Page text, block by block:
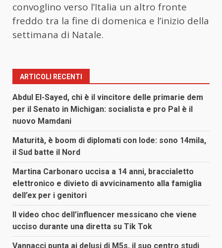
convoglino verso l’Italia un altro fronte
freddo tra la fine di domenica e l’inizio della
settimana di Natale.
ARTICOLI RECENTI
Abdul El-Sayed, chi è il vincitore delle primarie dem
per il Senato in Michigan: socialista e pro Pal è il
nuovo Mamdani
Maturità, è boom di diplomati con lode: sono 14mila,
il Sud batte il Nord
Martina Carbonaro uccisa a 14 anni, braccialetto
elettronico e divieto di avvicinamento alla famiglia
dell’ex per i genitori
Il video choc dell’influencer messicano che viene
ucciso durante una diretta su Tik Tok
Vannacci punta ai delusi di M5s, il suo centro studi